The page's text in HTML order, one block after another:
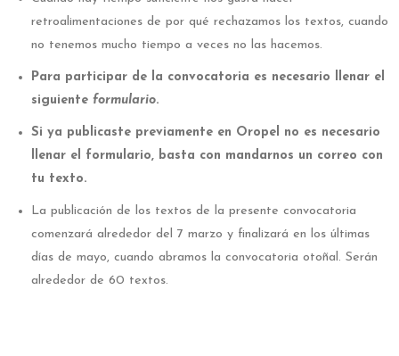
retroalimentaciones de por qué rechazamos los textos, cuando
no tenemos mucho tiempo a veces no las hacemos.
Para participar de la convocatoria es necesario llenar el
siguiente formulario.
Si ya publicaste previamente en Oropel no es necesario
llenar el formulario, basta con mandarnos un correo con
tu texto.
La publicación de los textos de la presente convocatoria
comenzará alrededor del 7 marzo y finalizará en los últimas
días de mayo, cuando abramos la convocatoria otoñal. Serán
alrededor de 60 textos.